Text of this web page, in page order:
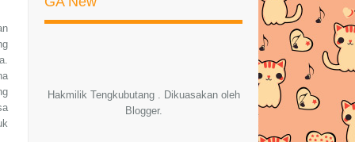
►2020(57)
Hakmilik Tengkubutang . Dikuasakan oleh
Blogger.